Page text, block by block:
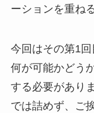
ーションを重ね
今回はその第1
何が可能かどう
する必要があり
では詰めず、ご